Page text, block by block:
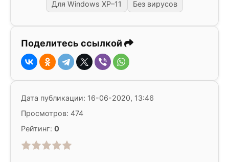
Для Windows XP–11 Без вирусов
Поделитесь ссылкой
Дата публикации: 16-06-2020, 13:46
Просмотров: 474
Рейтинг: 0